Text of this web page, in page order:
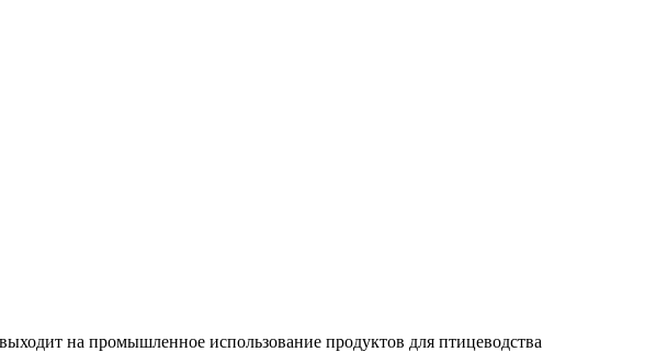
на промышленное использование продуктов для птицеводства